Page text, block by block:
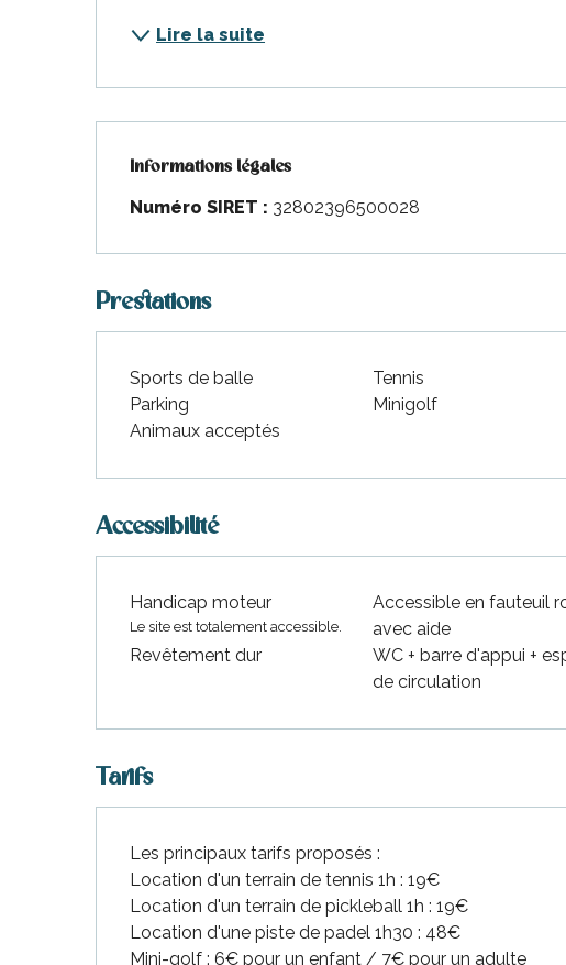
Lire la suite
Informations légales
Informations légales
Numéro SIRET : 32802396500028
Prestations
Sports de balle Tennis
Parking
Minigolf
Animaux acceptés
Accessibilité
Handicap moteur
Le site est totalement accessible.
Accessible en fauteuil
avec aide
Revêtement dur
WC + barre d'appui +
de circulation
Tarifs
Les principaux tarifs proposés :
Location d'un terrain de tennis 1h : 19€
Location d'un terrain de pickleball 1h : 19€
Location d'une piste de padel 1h30 : 48€
Mini-golf : 6€ pour un enfant / 7€ pour un adulte